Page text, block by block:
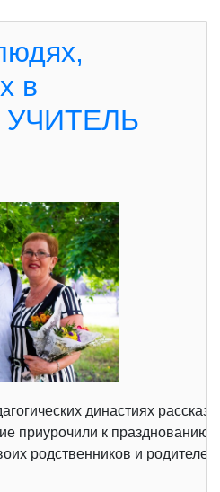
в
УЧИТЕЛЬ
династиях
приурочили к празднованию
родственников и